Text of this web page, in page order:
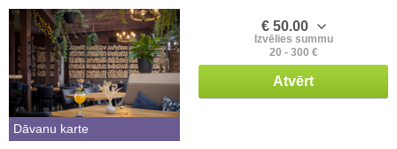
Dāvanu karte
€ 50.00
Izvēlies summu
20 - 300 €
Atvērt